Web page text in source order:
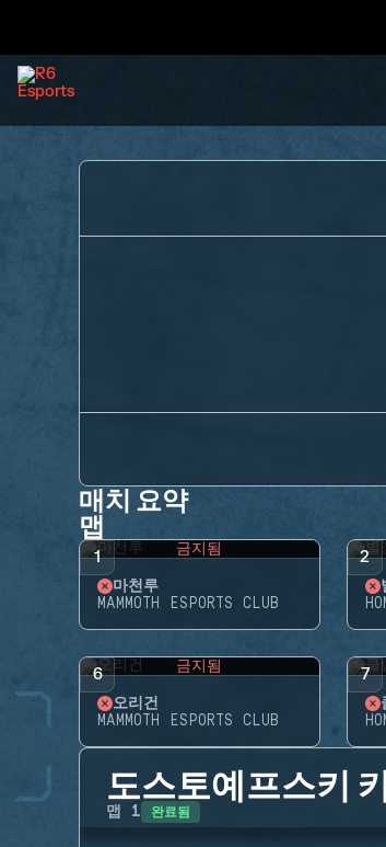
매치 요약
맵
1 금지됨
마천루
MAMMOTH ESPORTS CLUB
2
6 금지됨
오리건
MAMMOTH ESPORTS CLUB
7
도스토예프스키
맵 1 완료됨